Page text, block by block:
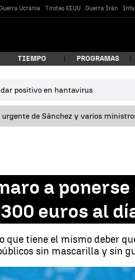
Ucrania Tiroteo EEUU Guerra Irán
TIEMPO PROGRAMAS
positivo en hantavirus
de Sánchez y varios
a
euros al
que tiene el mismo deber
sin mascarilla y sin
Un juez obliga a Bolsonaro a ponerse la